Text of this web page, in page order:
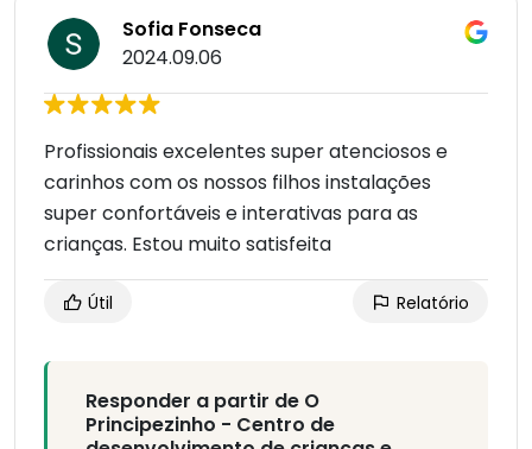
Sofia Fonseca
2024.09.06
Profissionais excelentes super atenciosos e
carinhos com os nossos filhos instalações
super confortáveis e interativas para as
crianças. Estou muito satisfeita
Útil Relatório
Responder a partir de O
Principezinho - Centro de